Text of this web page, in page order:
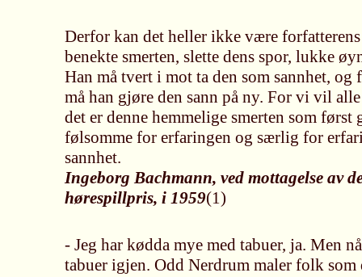
Derfor kan det heller ikke være forfatterens
benekte smerten, slette dens spor, lukke
Han må tvert i mot ta den som sannhet, og
må han gjøre den sann på ny. For vi vil
det er denne hemmelige smerten som først
følsomme for erfaringen og særlig for
sannhet.
Ingeborg Bachmann, ved mottagelse av
hørespillpris, i 1959(1)
- Jeg har kødda mye med tabuer, ja. Men
tabuer igjen. Odd Nerdrum maler folk som